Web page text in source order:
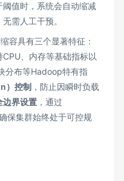
值时，系统会自动缩减
需人工干预。
容具有三个显著特征：
CPU、内存等基础指标以
分布等Hadoop特有指
）控制 ，防止因瞬时负载
边界设置 ，通过
保集群始终处于可控规